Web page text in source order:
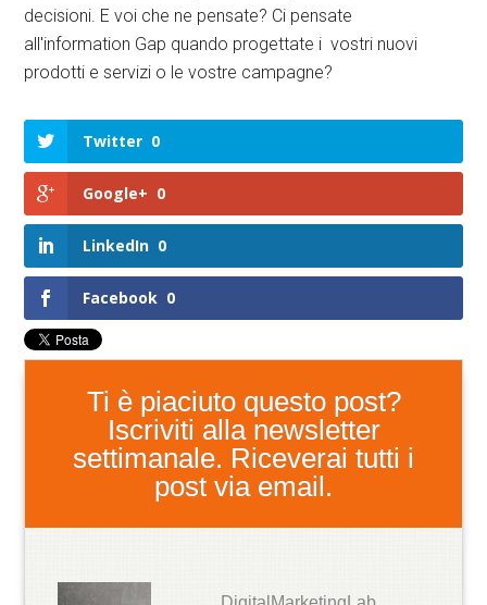
decisioni. E voi che ne pensate? Ci pensate
all'information Gap quando progettate i vostri nuovi
prodotti e servizi o le vostre campagne?
Twitter 0
Google+ 0
LinkedIn 0
Facebook 0
Ti è piaciuto questo post?
Iscriviti alla newsletter
settimanale. Riceverai tutti i
post via email.